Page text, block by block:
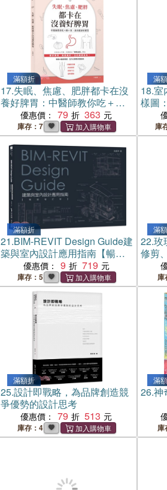
滿額折
17.失眠、焦慮、肥胖都卡在沒
養好脾胃：中醫師教你吃＋動
+按，養出健康好體質
優惠價： 79 363
庫存：7
滿
18.室
樣圖
看
點
訂版
庫
滿額折
21.BIM-REVIT Design Guide建
築與室內設計應用指南【暢銷
增訂版】優惠價： 9 719
庫存：5
滿
22.玫
修剪
庫
滿額折
25.設計即戰略，為品牌創造競
爭優勢的設計思考
優惠價： 79 513
庫存：4
滿
26.神
庫